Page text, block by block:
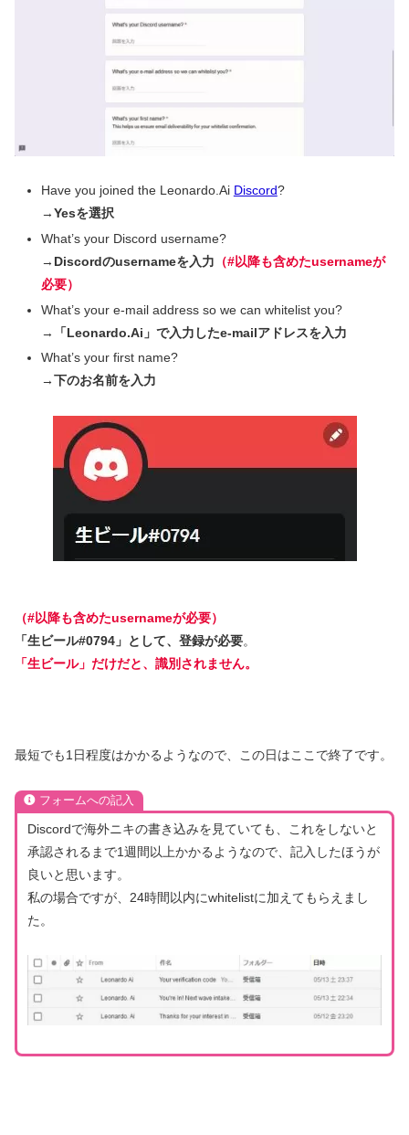
Have you joined the Leonardo.Ai Discord?
→Yesを選択
What’s your Discord username?
→ Discordのusernameを入力 （#以降も含めたusernameが
必要）
What’s your e-mail address so we can whitelist you?
→
「Leonardo.Ai」で入力したe-mailアドレスを入力
What’s your first name?
→下のお名前を入力
（#以降も含めたusernameが必要）
「生ビール#0794」として、登録が必要。
「生ビール」だけだと、識別されません。
最短でも1日程度はかかるようなので、この日はここで終了です。
フォームへの記入
Discordで海外ニキの書き込みを見ていても、これをしないと
承認されるまで1週間以上かかるようなので、記入したほうが
良いと思います。
私の場合ですが、24時間以内にwhitelistに加えてもらえまし
た。